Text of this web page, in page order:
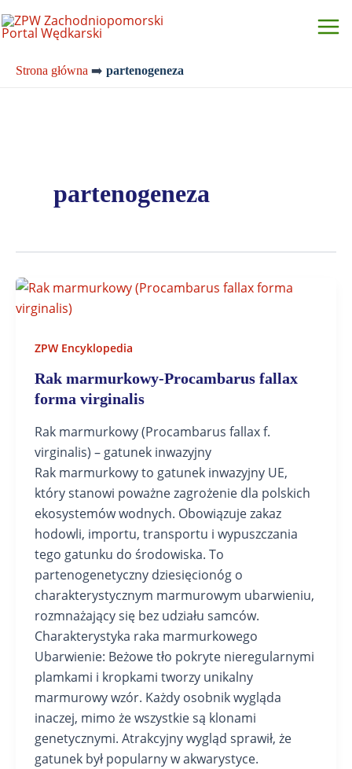
do
Strona główna ➡️ partenogeneza
partenogeneza
ZPW Encyklopedia
Rak marmurkowy-Procambarus fallax
forma virginalis
Rak marmurkowy (Procambarus fallax f.
virginalis) – gatunek inwazyjny
Rak marmurkowy to gatunek inwazyjny UE,
który stanowi poważne zagrożenie dla polskich
ekosystemów wodnych. Obowiązuje zakaz
hodowli, importu, transportu i wypuszczania
tego gatunku do środowiska. To
partenogenetyczny dziesięcionóg o
charakterystycznym marmurowym ubarwieniu,
rozmnażający się bez udziału samców.
Charakterystyka raka marmurkowego
Ubarwienie: Beżowe tło pokryte nieregularnymi
plamkami i kropkami tworzy unikalny
marmurowy wzór. Każdy osobnik wygląda
inaczej, mimo że wszystkie są klonami
genetycznymi. Atrakcyjny wygląd sprawił, że
gatunek był popularny w akwarystyce.